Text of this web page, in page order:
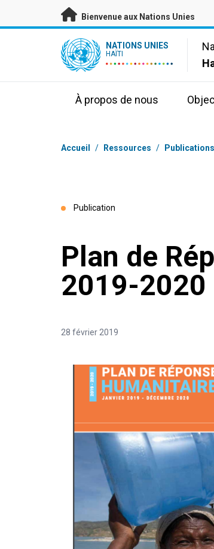
Passer au contenu principal
Bienvenue aux Nations Unies
UN Logo NATIONS UNIES
HAÏTI
À propos de nous
Fil d'Ariane
Accueil / Ressources / Publications
Publication
Plan de
2019-
28 février 2019